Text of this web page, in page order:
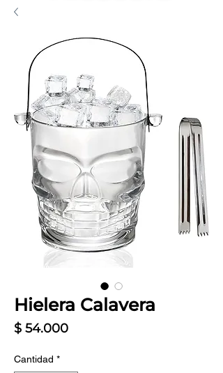
Hielera Calavera
$ 54.000Precio
Cantidad *